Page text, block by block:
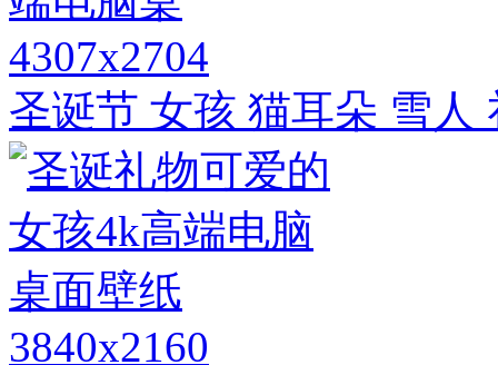
4307x2704
圣诞节 女孩 猫耳朵 雪人
3840x2160